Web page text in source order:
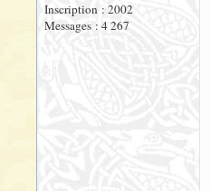
Inscription : 2002
Messages : 4 267